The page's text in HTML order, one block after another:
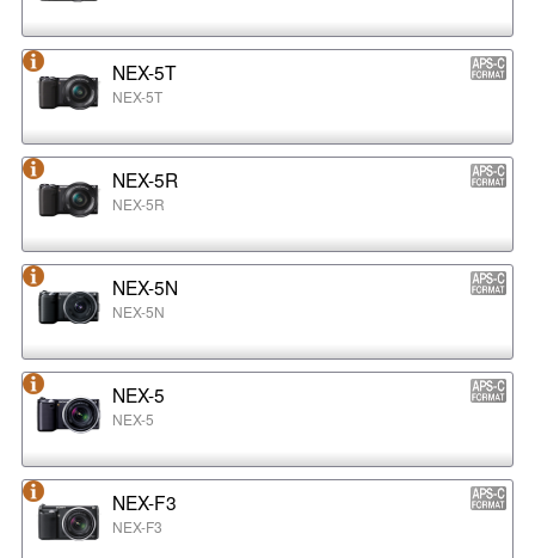
NEX-5T
NEX-5T
NEX-5R
NEX-5R
NEX-5N
NEX-5N
NEX-5
NEX-5
NEX-F3
NEX-F3